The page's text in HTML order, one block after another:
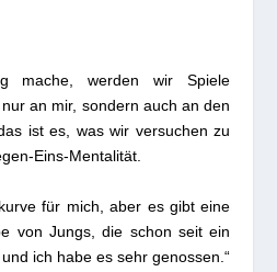
mache, werden wir Spiele
an mir, sondern auch an den
ist es, was wir versuchen zu
Eins-Mentalität.
für mich, aber es gibt eine
von Jungs, die schon seit ein
ich habe es sehr genossen.“